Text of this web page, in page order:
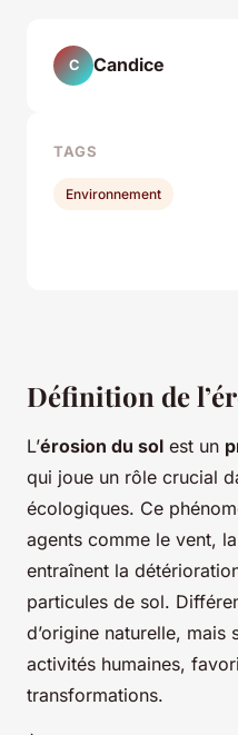
Définition de
L’érosion du sol est un
qui joue un rôle crucial
écologiques. Ce
agents comme le vent,
entraînent la
particules de sol.
d’origine naturelle, mais
activités humaines,
transformations.
C Candice
TAGS
Environnement